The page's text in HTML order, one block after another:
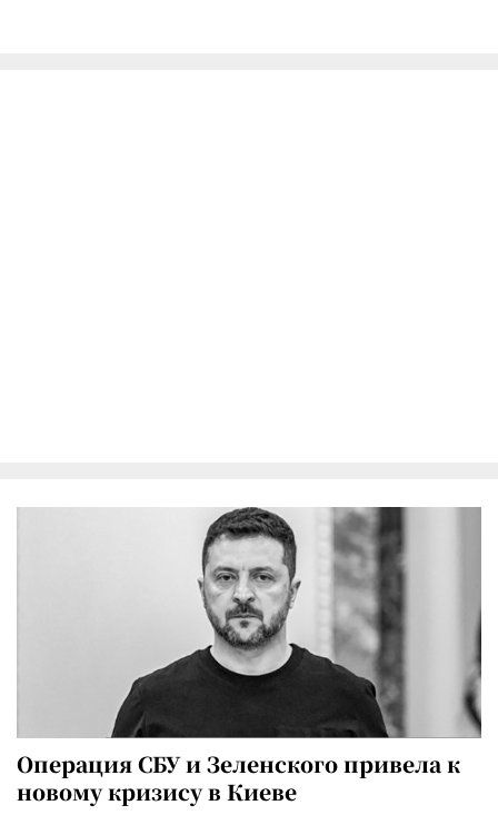
Операция СБУ и Зеленского привела к
новому кризису в Киеве